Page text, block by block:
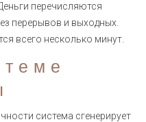
перечисляются
перерывов и выходных.
всего несколько минут.
система сгенерирует